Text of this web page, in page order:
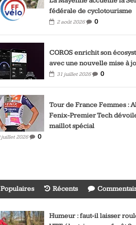
fédérale de cyclotourisme
2 août 2026 0
COROS enrichit son
avec une nouvelle mise à
31 juillet 2026 0
Tour de France Femmes :
Fenix-Premier Tech
maillot spécial
juillet 2026 0
Populaires Récents
Humeur : faut-il laisser